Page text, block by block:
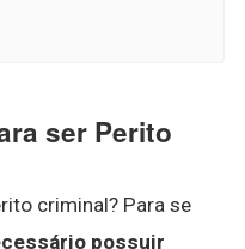
ser Perito
criminal? Para se
possuir